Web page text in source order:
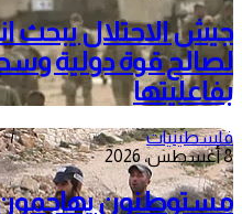
جيش الاحتلال يبحث
لصالح قوة دولية
بفاعليتها
فلسطينيات
8 أغسطس، 2026
مستوطنون